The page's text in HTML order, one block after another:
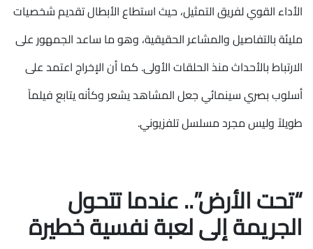
الأداء القوي لفريق التمثيل، حيث استطاع الأبطال تقديم شخصيات
مليئة بالتفاصيل والمشاعر الحقيقية، وهو ما ساعد الجمهور على
الارتباط بالأحداث منذ الحلقات الأولى. كما أن الإخراج اعتمد على
أسلوب بصري سينمائي جعل المشاهد يشعر وكأنه يتابع فيلماً
طويلاً وليس مجرد مسلسل تلفزيوني.
“تحت الأرض”.. عندما تتحول
الجريمة إلى لعبة نفسية خطيرة